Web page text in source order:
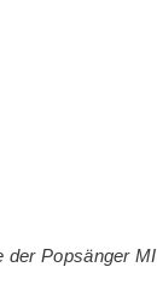
Popsänger